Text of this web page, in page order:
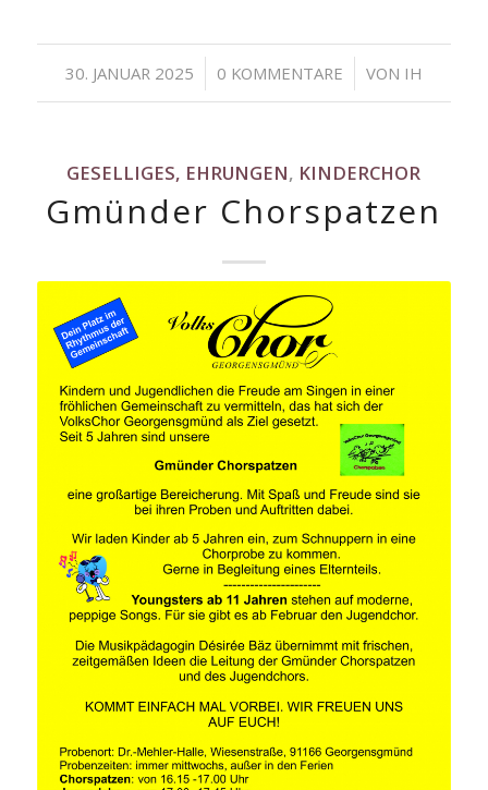
30. JANUAR 2025
/ 0 KOMMENTARE
/ VON IH
GESELLIGES, EHRUNGEN, KINDERCHOR
Gmünder Chorspatzen